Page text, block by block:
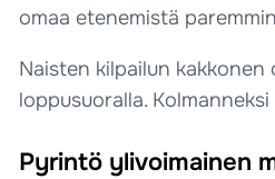
omaa etenemistä
Naisten kilpailun
loppusuoralla. Kolmanneksi
Pyrintö ylivoimainen